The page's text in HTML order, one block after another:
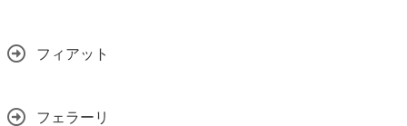
フィアット
フェラーリ